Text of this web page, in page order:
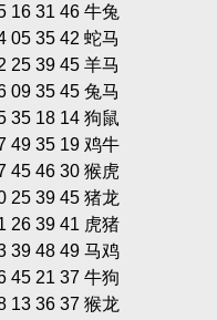
16 31 46 牛兔
05 35 42 蛇马
25 39 45 羊马
09 35 45 兔马
35 18 14 狗鼠
49 35 19 鸡牛
45 46 30 猴虎
25 39 45 猪龙
26 39 41 虎猪
39 48 49 马鸡
45 21 37 牛狗
13 36 37 猴龙